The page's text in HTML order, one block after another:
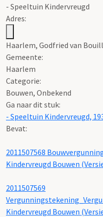
- Speeltuin Kindervreugd
Adres:
Haarlem, Godfried van
Gemeente:
Haarlem
Categorie:
Bouwen, Onbekend
Ga naar dit stuk:
- Speeltuin Kindervreugd,
Bevat:
2011507568
Kindervreugd Bouwen
2011507569
Kindervreugd Bouwen